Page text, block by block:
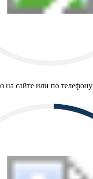
на сайте или по телефону